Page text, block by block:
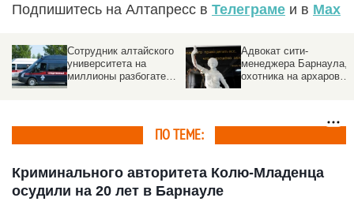
Подпишитесь на Алтапресс в Телеграме и в Max
Сотрудник алтайского
университета на
миллионы разбогател
Адвокат сити-
менеджера Барнаула,
охотника на архаров
ПО ТЕМЕ:
Криминального авторитета Колю-Младенца
осудили на 20 лет в Барнауле